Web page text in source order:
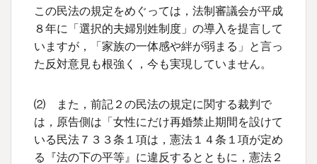
この民法の規定をめぐっては，法制審議会が平成
８年に「選択的夫婦別姓制度」の導入を提言して
いますが，「家族の一体感や絆が弱まる」と言っ
た反対意見も根強く，今も実現していません。
⑵ また，前記２の民法の規定に関する裁判で
は，原告側は「女性にだけ再婚禁止期間を設けて
いる民法７３３条１項は，憲法１４条１項が定め
る『法の下の平等』に違反するとともに，憲法２